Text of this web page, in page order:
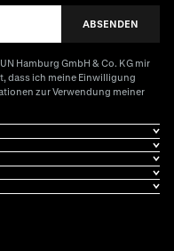
ABSENDEN
Hamburg GmbH & Co. KG mir
dass ich meine Einwilligung
zur Verwendung meiner